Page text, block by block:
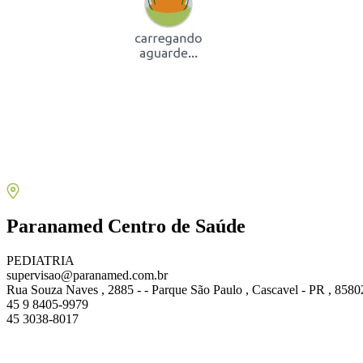
Paranamed Centro de Saúde
PEDIATRIA
supervisao@paranamed.com.br
Rua Souza Naves , 2885 - - Parque São Paulo , Cascavel - PR ,
45 9 8405-9979
45 3038-8017